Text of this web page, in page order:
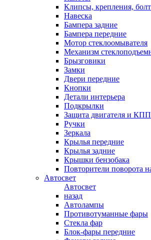
Клипсы, крепления,
Навеска
Бампера задние
Бампера передние
Мотор стеклоомывателя
Механизм
Брызговики
Замки
Двери передние
Кнопки
Детали интерьера
Подкрылки
Защита двигателя и КПП
Ручки
Зеркала
Крылья передние
Крылья задние
Крышки бензобака
Повторители поворота
Автосвет
Автосвет
назад
Автолампы
Противотуманные фары
Стекла фар
Блок-фары передние